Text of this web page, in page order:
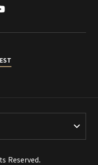
Reserved.